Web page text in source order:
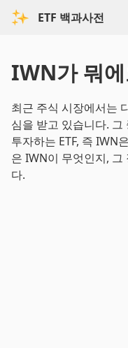
ETF 백과사전
IWN가 뭐
최근 주식 시장에서는
심을 받고 있습니다.
투자하는 ETF, 즉 IWN
은 IWN이 무엇인지, 그
다.